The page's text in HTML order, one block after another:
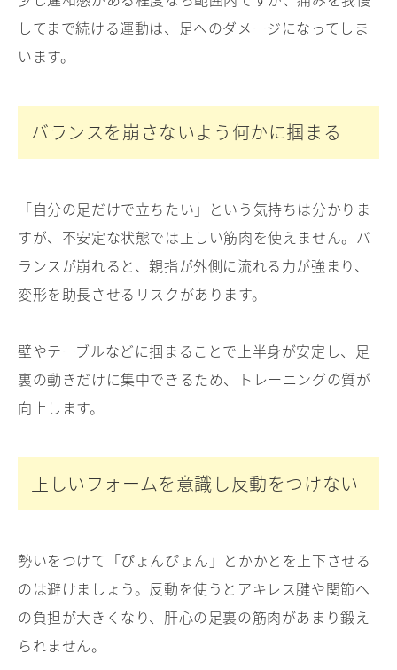
してまで続ける運動は、足へのダメージになってしま
います。
バランスを崩さないよう何かに掴まる
「自分の足だけで立ちたい」という気持ちは分かりま
すが、不安定な状態では正しい筋肉を使えません。バ
ランスが崩れると、親指が外側に流れる力が強まり、
変形を助長させるリスクがあります。
壁やテーブルなどに掴まることで上半身が安定し、足
裏の動きだけに集中できるため、トレーニングの質が
向上します。
正しいフォームを意識し反動をつけない
勢いをつけて「ぴょんぴょん」とかかとを上下させる
のは避けましょう。反動を使うとアキレス腱や関節へ
の負担が大きくなり、肝心の足裏の筋肉があまり鍛え
られません。